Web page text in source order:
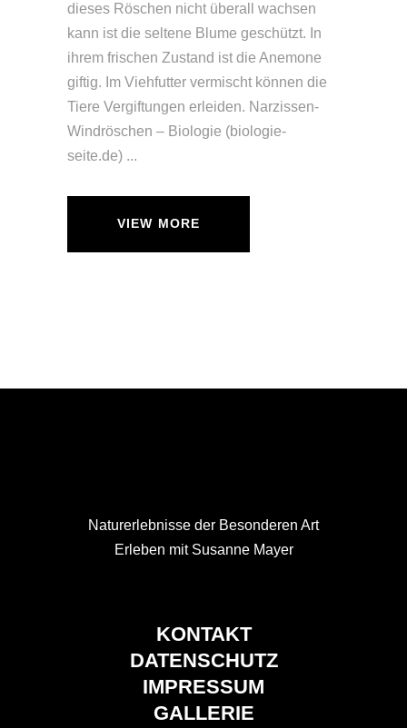
dieses Röschen nicht überall wachsen
kann ist die seltene Blume geschützt. In
ihrem frischen Zustand ist die Anemone
giftig. Im Viehfutter vermischt können die
Tiere Vergiftungen erleiden. Narzissen-
Windröschen – Biologie (biologie-
seite.de)
VIEW MORE
Naturerlebnisse der Besonderen Art
Erleben mit Susanne Mayer
KONTAKT
DATENSCHUTZ
IMPRESSUM
GALLERIE